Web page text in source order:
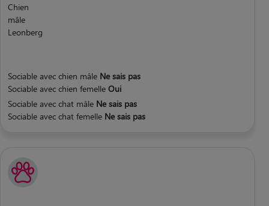
Chien
mâle
Leonberg
Sociable avec chien mâle Ne sais pas
Sociable avec chien femelle Oui
Sociable avec chat mâle Ne sais pas
Sociable avec chat femelle Ne sais pas